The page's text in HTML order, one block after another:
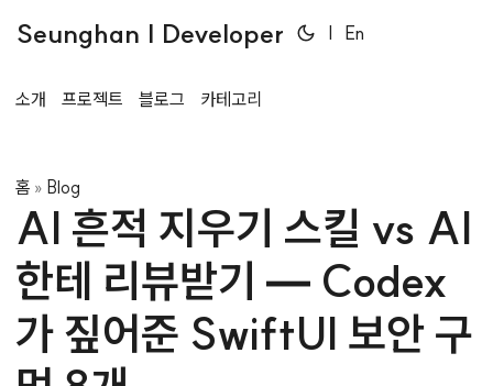
Seunghan | Developer | En
소개 프로젝트 블로그 카테고리
홈 » Blog
AI 흔적 지우기 스킬 vs AI
한테 리뷰받기 — Codex
가 짚어준 SwiftUI 보안 구